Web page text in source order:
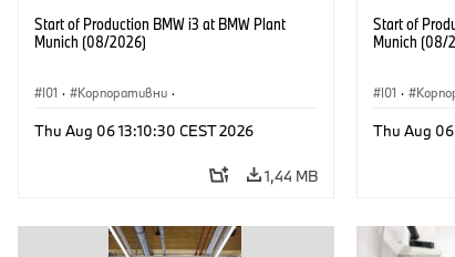
Start of Production BMW i3 at BMW Plant
Munich (08/2026)
I01 · Корпоративни ·
Локации
Thu Aug 06 13:10:30 CEST 2026
1,44 MB
Start of
Munich (08/
I01 ·
Локации
Thu Aug 06